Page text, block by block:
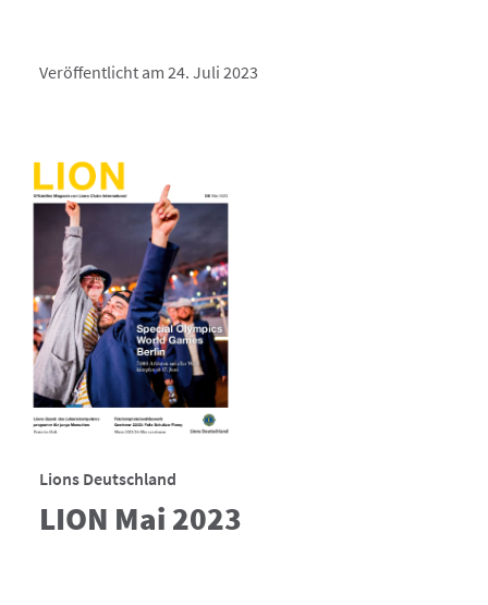
Veröffentlicht am 24. Juli 2023
Lions Deutschland
LION Mai 2023